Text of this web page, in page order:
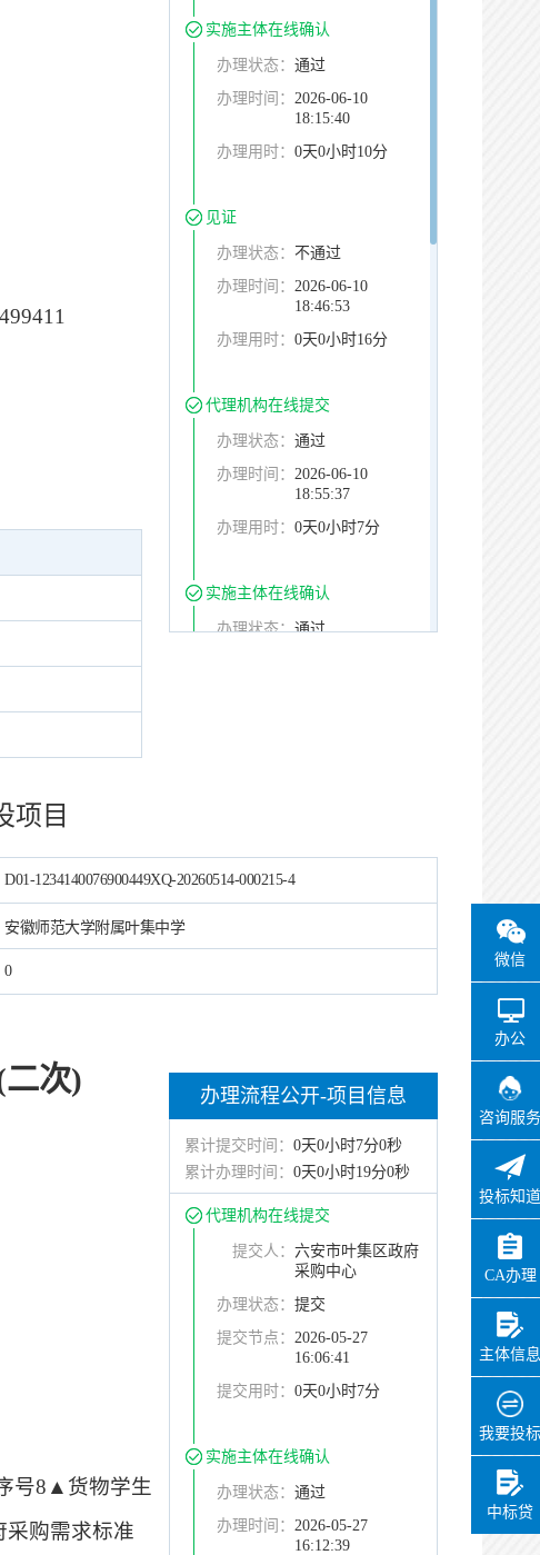
微信
办公
咨询服务
投标知道
CA办理
主体信息
我要投标
中标贷
实施主体在线确认
办理状态： 通过
办理时间： 2026-06-10
18:15:40
办理用时： 0天0小时10分
见证
办理状态： 不通过
办理时间： 2026-06-10
18:46:53
办理用时： 0天0小时16分
代理机构在线提交
办理状态： 通过
办理时间： 2026-06-10
18:55:37
办理用时： 0天0小时7分
实施主体在线确认
办理状态：通过
办理用时：0天0小时4分
办理用时：0天0小时5分
见证
办理状态：通过
办理时间：2026-06-10
19:30:18
0天0小时5分
项目
D01-1234140076900449XQ-20260514-000215-4
安徽师范大学附属叶集中学
0
次)
号8 ▲ 货物学生
采购需求标准
办理流程公开-项目信息
累计提交时间： 0天0小时7分0秒
累计办理时间： 0天0小时19分0秒
代理机构在线提交
提交人： 六安市叶集区政府
采购中心
办理状态： 提交
提交节点： 2026-05-27
16:06:41
提交用时： 0天0小时7分
实施主体在线确认
办理状态： 通过
办理时间： 2026-05-27
16:12:39